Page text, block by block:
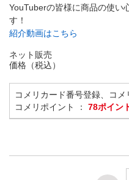
YouTuberの皆様に商品の使い
す！
紹介動画はこちら
ネット販売
価格（税込）
コメリカード番号登録、コ
コメリポイント ： 78ポイン